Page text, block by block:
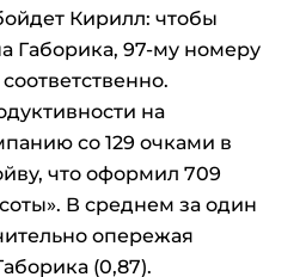
Кирилл: чтобы
Габорика, 97-му номеру
на
со 129 очками в
что оформил 709
В среднем за один
опережая
(0,87).